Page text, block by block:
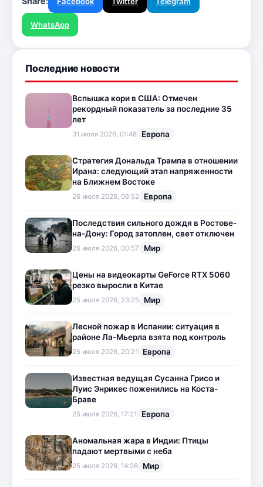
WhatsApp
Последние новости
Вспышка кори в США: Отмечен
рекордный показатель за последние 35
лет
31 июля 2026, 01:48 Европа
Стратегия Дональда Трампа в отношении
Ирана: следующий этап напряженности
на Ближнем Востоке
26 июля 2026, 06:52 Европа
Последствия сильного дождя в Ростове-
на-Дону: Город затоплен, свет отключен
26 июля 2026, 00:57 Мир
Цены на видеокарты GeForce RTX 5060
резко выросли в Китае
25 июля 2026, 23:25 Мир
Лесной пожар в Испании: ситуация в
районе Ла-Мьерла взята под контроль
25 июля 2026, 20:21 Европа
Известная ведущая Сусанна Грисо и
Луис Энрикес поженились на Коста-
Браве
25 июля 2026, 17:21 Европа
Аномальная жара в Индии: Птицы
падают мертвыми с неба
25 июля 2026, 14:26 Мир